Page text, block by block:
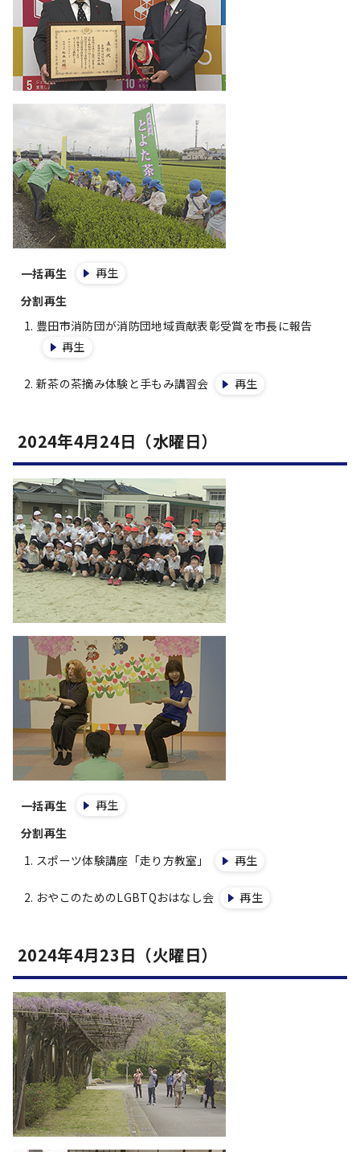
一括再生
再生
分割再生
豊田市消防団が消防団地域貢献表彰受賞を市長に報告
再生
新茶の茶摘み体験と手もみ講習会 再生
2024年4月24日（水曜日）
一括再生
再生
分割再生
スポーツ体験講座「走り方教室」
再生
おやこのためのLGBTQおはなし会 再生
2024年4月23日（火曜日）